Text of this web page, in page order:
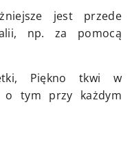
jest przede
np. za pomocą
Piękno tkwi w
o tym przy każdym